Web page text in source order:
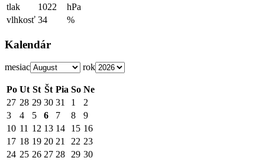
tlak
1022
hPa
vlhkosť 34 %
Kalendár
mesiac rok
Po Ut St Št Pia So Ne
27 28 29 30 31 1
2
3
4 5 6 7 8
9
10 11 12 13 14 15 16
17 18 19 20 21 22 23
24 25 26 27 28 29 30